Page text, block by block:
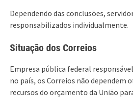
Dependendo das conclusões,
responsabilizados individualmente.
Situação dos Correios
Empresa pública federal
no país, os Correios não dependem
recursos do orçamento da União